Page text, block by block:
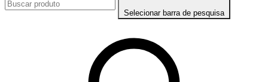
Selecionar barra de pesquisa